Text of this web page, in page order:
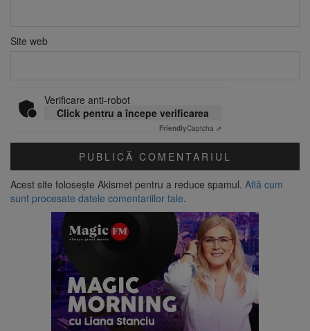
Site web
Verificare anti-robot
Click pentru a începe verificarea
FriendlyCaptcha ⇗
Acest site folosește Akismet pentru a reduce spamul. Află cum
sunt procesate datele comentariilor tale.